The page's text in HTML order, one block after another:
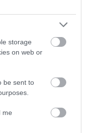
storage
on web or
be sent to
me